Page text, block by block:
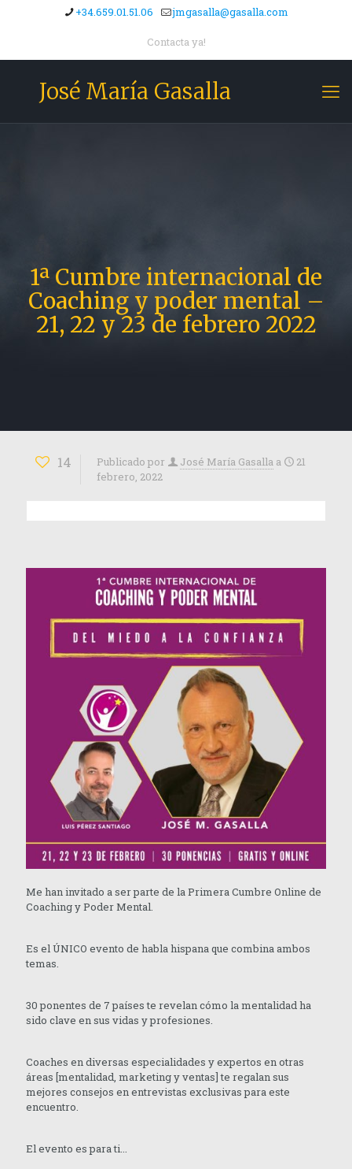
+34.659.01.51.06 jmgasalla@gasalla.com
Contacta ya!
José María Gasalla
1ª Cumbre internacional de
Coaching y poder mental –
21, 22 y 23 de febrero 2022
14 Publicado por José María Gasalla a
21
febrero, 2022
Me han invitado a ser parte de la Primera Cumbre Online de
Coaching y Poder Mental.
Es el ÚNICO evento de habla hispana que combina ambos
temas.
30 ponentes de 7 países te revelan cómo la mentalidad ha
sido clave en sus vidas y profesiones.
Coaches en diversas especialidades y expertos en otras
áreas [mentalidad, marketing y ventas] te regalan sus
mejores consejos en entrevistas exclusivas para este
encuentro.
El evento es para ti...